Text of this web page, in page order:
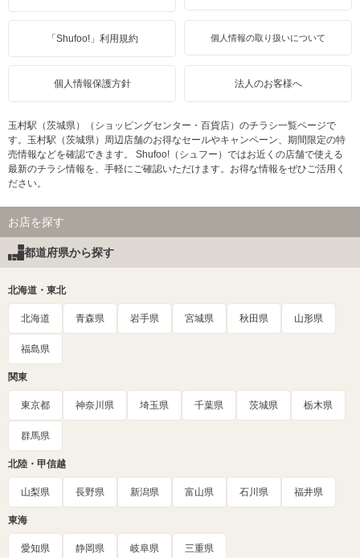
「Shufoo!」利用規約 個人情報の取り扱いについて
個人情報保護方針 法人のお客様へ
玉村駅（茨城県）（ショッピングセンター・百貨店）のチラシ一覧ページで
す。玉村駅（茨城県）周辺店舗のお得なセールやキャンペーン、期間限定の特
売情報などを確認できます。 Shufoo!（シュフー）ではお近くの店舗で使える
最新のチラシ情報を、手軽にご確認いただけます。お得な情報をぜひご活用く
ださい。
お店を探す
都道府県から探す
北海道・東北
北海道 青森県 岩手県 宮城県 秋田県 山形県
福島県
関東
東京都 神奈川県 埼玉県 千葉県 茨城県 栃木県
群馬県
北陸・甲信越
山梨県 長野県 新潟県 富山県 石川県 福井県
東海
愛知県 静岡県 岐阜県 三重県